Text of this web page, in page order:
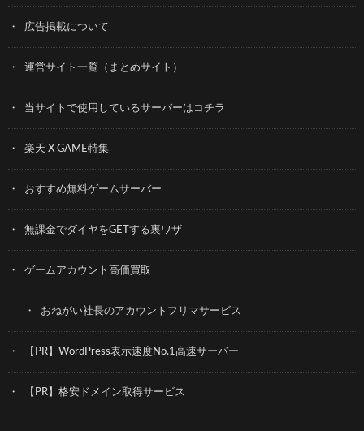
広告掲載について
運営サイト一覧（まとめサイト）
当サイトで使用しているサーバーはコチラ
楽天 X GAME特集
おすすめ無料ゲームサーバー
無課金でダイヤをGETする裏ワザ
ゲームアカウント高価買取
おねがい社長のアカウントフリマサービス
【PR】WordPress表示速度No.1高速サーバー
【PR】格安ドメイン取得サービス